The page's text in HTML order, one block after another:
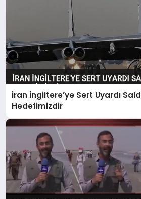
İran İngiltere’ye Sert Uyardı
Hedefimizdir